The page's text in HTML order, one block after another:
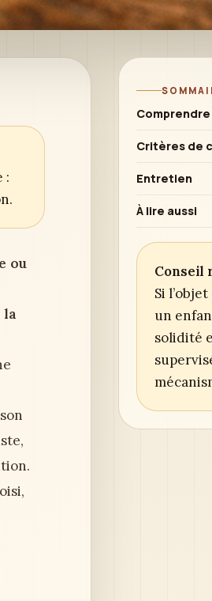
:
ou
la
Critères de
Entretien
À lire aussi
Conseil
Si
un
solidité